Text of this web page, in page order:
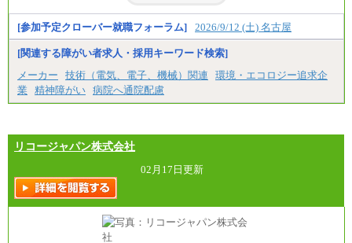
・短大卒／月給197,800円
・専門卒（2年）／月給197,800円
※試用期間中も給与に変更はございません。
中途：
（１）（２）
月給：270,000円～
想定年収：490万円～1,100万円
・1,090万円/38歳・月給59万円 *残業代・家族手当
対象外
（３）
月給：190,000円～
想定年収：340万円～610万円
年収例：
・460万円/28歳・月給26万円
・520万円/32歳・月給29万円
[参加予定クローバー就職フォーラム] 2026/9/12 (土) 名古屋
[関連する障がい者求人・採用キーワード検索]
メーカー
技術（電気、電子、機械）関連
環境・エコロジー追求企
業
精神障がい 病院へ通院配慮
リコージャパン株式会社
02月17日更新